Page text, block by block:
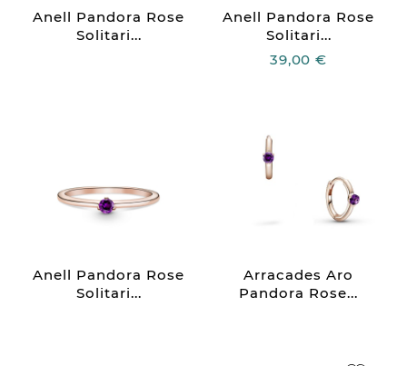
Anell Pandora Rose
Solitari...
Anell Pandora Rose
Solitari...
39,00 €
Anell Pandora Rose
Solitari...
Arracades Aro
Pandora Rose...